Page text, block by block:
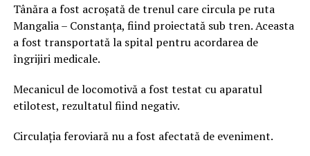
Tânăra a fost acroșată de trenul care circula pe ruta
Mangalia – Constanța, fiind proiectată sub tren. Aceasta
a fost transportată la spital pentru acordarea de
îngrijiri medicale.
Mecanicul de locomotivă a fost testat cu aparatul
etilotest, rezultatul fiind negativ.
Circulația feroviară nu a fost afectată de eveniment.